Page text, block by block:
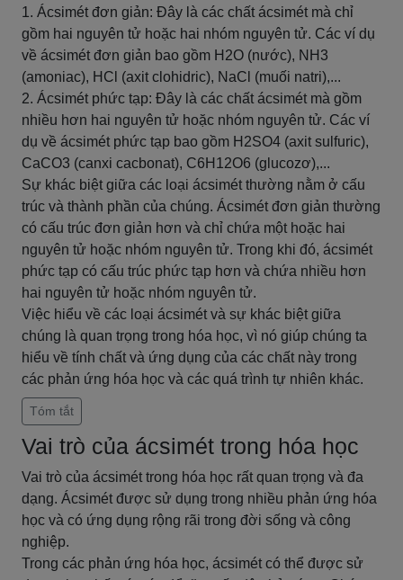
1. Ácsimét đơn giản: Đây là các chất ácsimét mà chỉ
gồm hai nguyên tử hoặc hai nhóm nguyên tử. Các ví dụ
về ácsimét đơn giản bao gồm H2O (nước), NH3
(amoniac), HCl (axit clohidric), NaCl (muối natri),...
2. Ácsimét phức tạp: Đây là các chất ácsimét mà gồm
nhiều hơn hai nguyên tử hoặc nhóm nguyên tử. Các ví
dụ về ácsimét phức tạp bao gồm H2SO4 (axit sulfuric),
CaCO3 (canxi cacbonat), C6H12O6 (glucozơ),...
Sự khác biệt giữa các loại ácsimét thường nằm ở cấu
trúc và thành phần của chúng. Ácsimét đơn giản thường
có cấu trúc đơn giản hơn và chỉ chứa một hoặc hai
nguyên tử hoặc nhóm nguyên tử. Trong khi đó, ácsimét
phức tạp có cấu trúc phức tạp hơn và chứa nhiều hơn
hai nguyên tử hoặc nhóm nguyên tử.
Việc hiểu về các loại ácsimét và sự khác biệt giữa
chúng là quan trọng trong hóa học, vì nó giúp chúng ta
hiểu về tính chất và ứng dụng của các chất này trong
các phản ứng hóa học và các quá trình tự nhiên khác.
Tóm tắt
Vai trò của ácsimét trong hóa học
Vai trò của ácsimét trong hóa học rất quan trọng và đa
dạng. Ácsimét được sử dụng trong nhiều phản ứng hóa
học và có ứng dụng rộng rãi trong đời sống và công
nghiệp.
Trong các phản ứng hóa học, ácsimét có thể được sử